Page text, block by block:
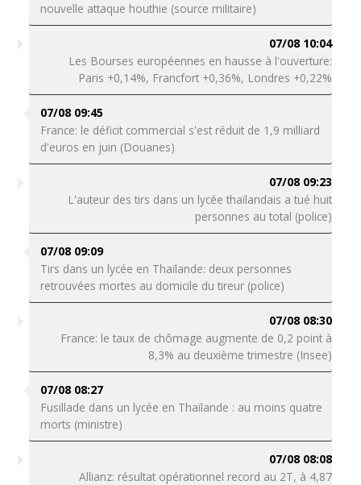
nouvelle attaque houthie (source militaire)
07/08 10:04
Les Bourses européennes en hausse à l'ouverture:
Paris +0,14%, Francfort +0,36%, Londres +0,22%
07/08 09:45
France: le déficit commercial s'est réduit de 1,9 milliard
d'euros en juin (Douanes)
07/08 09:23
L'auteur des tirs dans un lycée thaïlandais a tué huit
personnes au total (police)
07/08 09:09
Tirs dans un lycée en Thaïlande: deux personnes
retrouvées mortes au domicile du tireur (police)
07/08 08:30
France: le taux de chômage augmente de 0,2 point à
8,3% au deuxième trimestre (Insee)
07/08 08:27
Fusillade dans un lycée en Thaïlande : au moins quatre
morts (ministre)
07/08 08:08
Allianz: résultat opérationnel record au 2T, à 4,87